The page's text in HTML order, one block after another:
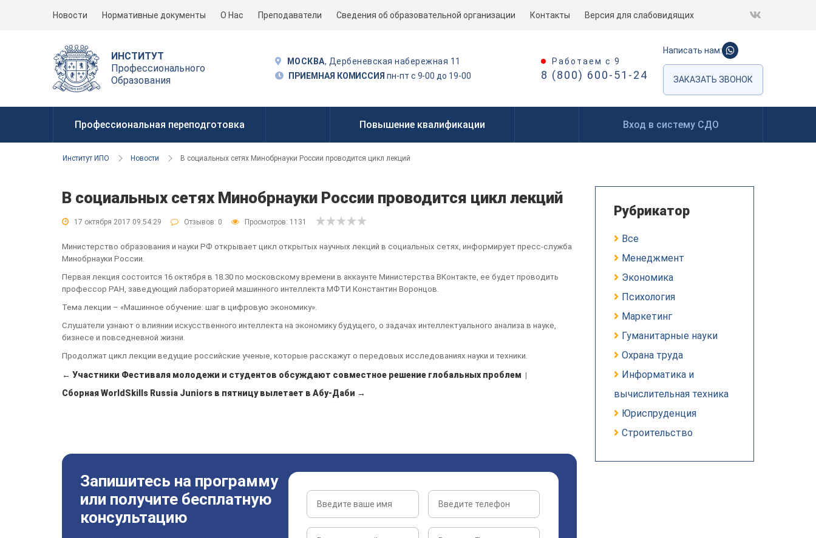
Новости Нормативные документы О Нас Преподаватели Сведения об образовательной организации Контакты Версия для слабовидящих
ИНСТИТУТ
Профессионального
Образования
МОСКВА, Дербеневская набережная 11
ПРИЕМНАЯ КОМИССИЯ пн-пт с 9-00 до 19-00
Работаем с 9
8 (800) 600-51-24
Написать нам:
ЗАКАЗАТЬ ЗВОНОК
Профессиональная переподготовка Повышение квалификации Вход в систему СДО
Институт ИПО Новости В социальных сетях Минобрнауки России проводится цикл лекций
В социальных сетях Минобрнауки России проводится цикл лекций
17 октября 2017 09:54:29 Отзывов: 0 Просмотров: 1131
Министерство образования и науки РФ открывает цикл открытых научных лекций в социальных сетях, информирует пресс-служба
Минобрнауки России.
Первая лекция состоится 16 октября в 18.30 по московскому времени в аккаунте Министерства ВКонтакте, ее будет проводить
профессор РАН, заведующий лабораторией машинного интеллекта МФТИ Константин Воронцов.
Тема лекции – «Машинное обучение: шаг в цифровую экономику».
Слушатели узнают о влиянии искусственного интеллекта на экономику будущего, о задачах интеллектуального анализа в науке,
бизнесе и повседневной жизни.
Продолжат цикл лекции ведущие российские ученые, которые расскажут о передовых исследованиях науки и техники.
← Участники Фестиваля молодежи и студентов обсуждают совместное решение глобальных проблем
Сборная WorldSkills Russia Juniors в пятницу вылетает в Абу-Даби →
Запишитесь на программу
или получите бесплатную
консультацию
Рубрикатор
Все
Менеджмент
Экономика
Психология
Маркетинг
Гуманитарные науки
Охрана труда
Информатика и
вычислительная техника
Юриспруденция
Строительство